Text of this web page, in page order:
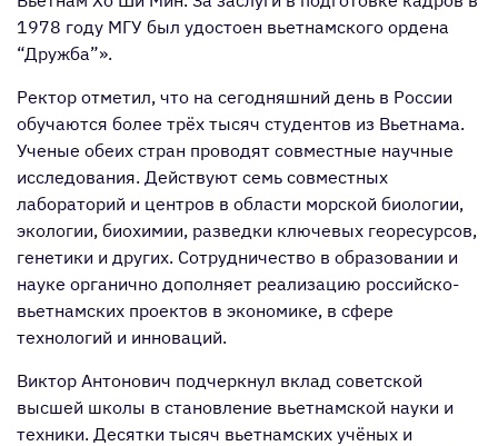
1978 году МГУ был удостоен вьетнамского ордена
“Дружба”».
Ректор отметил, что на сегодняшний день в России
обучаются более трёх тысяч студентов из Вьетнама.
Ученые обеих стран проводят совместные научные
исследования. Действуют семь совместных
лабораторий и центров в области морской биологии,
экологии, биохимии, разведки ключевых георесурсов,
генетики и других. Сотрудничество в образовании и
науке органично дополняет реализацию российско-
вьетнамских проектов в экономике, в сфере
технологий и инноваций.
Виктор Антонович подчеркнул вклад советской
высшей школы в становление вьетнамской науки и
техники. Десятки тысяч вьетнамских учёных и